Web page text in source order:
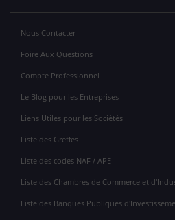
Nous Contacter
Foire Aux Questions
Compte Professionnel
Le Blog pour les Entreprises
Liens Utiles pour les Sociétés
Liste des Greffes
Liste des codes NAF / APE
Liste des Chambres de Commerce et
Liste des Banques Publiques